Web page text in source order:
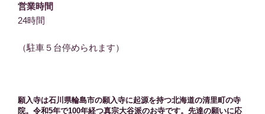
営業時間
24時間
（駐車５台停められます）
願入寺は石川県輪島市の願入寺に起源を持つ北海道の清里町の寺
院。令和5年で100年経つ真宗大谷派のお寺です。先達の願いに応